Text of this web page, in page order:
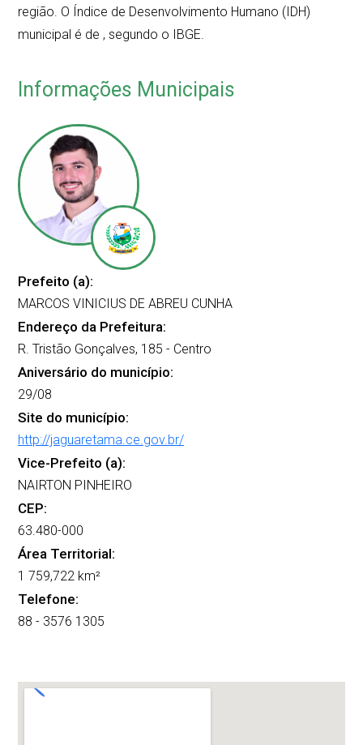
região. O Índice de Desenvolvimento Humano (IDH)
municipal é de , segundo o IBGE.
Informações Municipais
Prefeito (a):
MARCOS VINICIUS DE ABREU CUNHA
Endereço da Prefeitura:
R. Tristão Gonçalves, 185 - Centro
Aniversário do município:
29/08
Site do município:
http://jaguaretama.ce.gov.br/
Vice-Prefeito (a):
NAIRTON PINHEIRO
CEP:
63.480-000
Área Territorial:
1 759,722 km²
Telefone:
88 - 3576 1305